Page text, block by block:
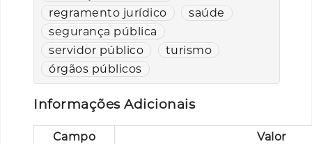
regramento jurídico
saúde
segurança pública
servidor público
turismo
órgãos públicos
Informações Adicionais
Campo
Valor